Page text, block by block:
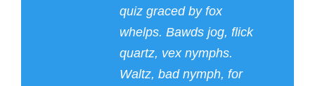
quiz graced by fox
whelps. Bawds jog, flick
quartz, vex nymphs.
Waltz, bad nymph, for